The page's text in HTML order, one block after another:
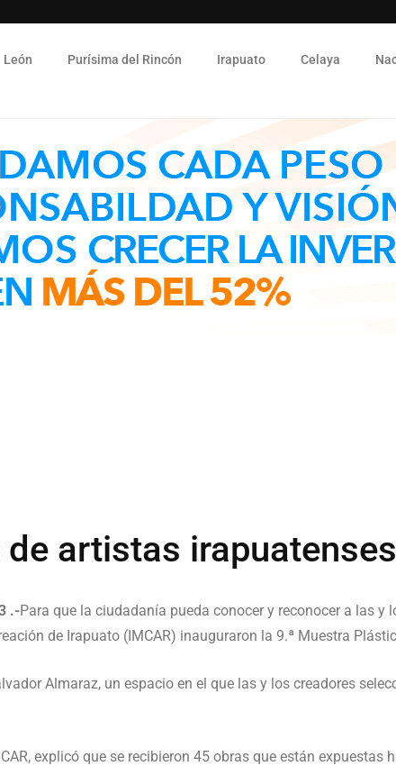
León Purísima del Rincón Irapuato Celaya
artistas irapuatenses
.-Para que la ciudadanía pueda conocer y reconocer a las y
de Irapuato (IMCAR) inauguraron la 9.ª Muestra
Almaraz, un espacio en el que las y los creadores
explicó que se recibieron 45 obras que están expuestas